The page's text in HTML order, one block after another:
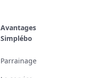
Avantages
Simplébo
Parrainage